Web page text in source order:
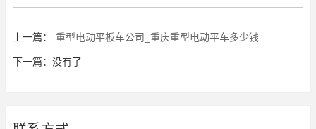
上一篇： 重型电动平板车公司_重庆重型电动平车多少钱
下一篇：没有了